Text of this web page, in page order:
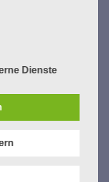
IN
Person,
Dienste